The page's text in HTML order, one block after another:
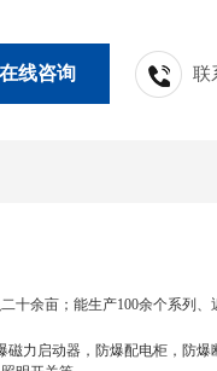
线咨询 联
余亩；能生产100余个系列、
力启动器，防爆配电柜，防